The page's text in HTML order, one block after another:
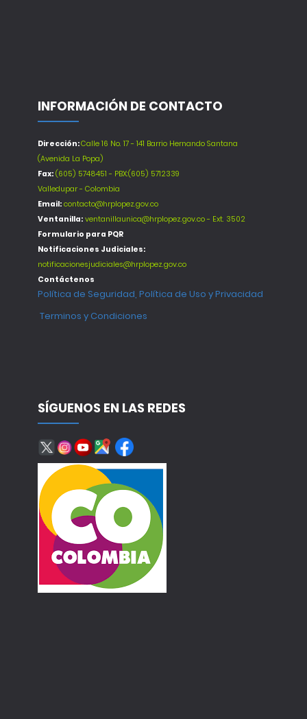
INFORMACIÓN DE CONTACTO
Dirección:Calle 16 No. 17 - 141 Barrio Hernando Santana
(Avenida La Popa)
Fax: (605) 5748451 - PBX:(605) 5712339
Valledupar - Colombia
Email: contacto@hrplopez.gov.co
Ventanilla: ventanillaunica@hrplopez.gov.co - Ext. 3502
Formulario para PQR
Notificaciones Judiciales:
notificacionesjudiciales@hrplopez.gov.co
Contáctenos
Política de Seguridad, Política de Uso y Privacidad
Terminos y Condiciones
SÍGUENOS EN LAS REDES